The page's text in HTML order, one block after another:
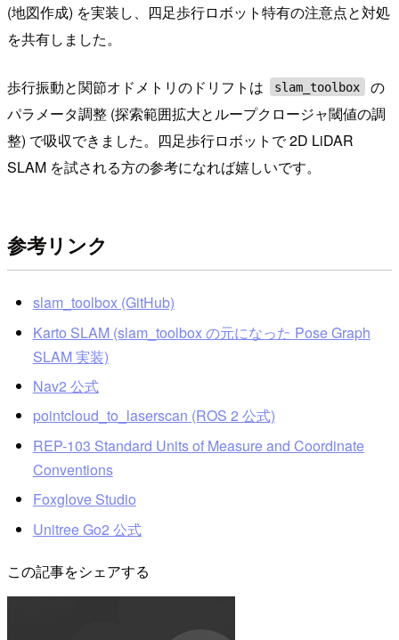
(地図作成) を実装し、四足歩行ロボット特有の注意点と対処
を共有しました。
歩行振動と関節オドメトリのドリフトは slam_toolbox
の
パラメータ調整 (探索範囲拡大とループクロージャ閾値の調
整) で吸収できました。四足歩行ロボットで 2D LiDAR
SLAM を試される方の参考になれば嬉しいです。
参考リンク
slam_toolbox (GitHub)
Karto SLAM (slam_toolbox の元になった Pose Graph
SLAM 実装)
Nav2 公式
pointcloud_to_laserscan (ROS 2 公式)
REP-103 Standard Units of Measure and Coordinate
Conventions
Foxglove Studio
Unitree Go2 公式
この記事をシェアする